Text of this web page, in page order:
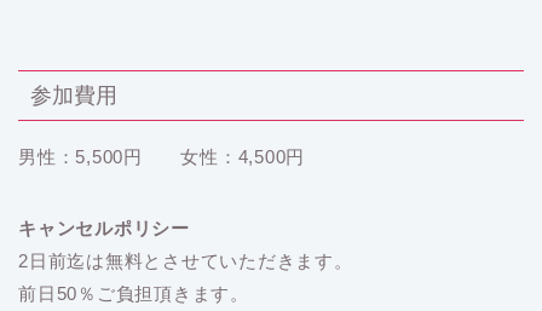
参加費用
男性：5,500円 女性：4,500円
キャンセルポリシー
2日前迄は無料とさせていただきます。
前日50％ご負担頂きます。